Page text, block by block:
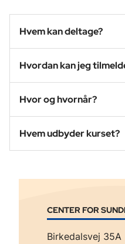
Hvem kan deltage?
Hvordan kan jeg
Hvor og hvornår?
Hvem udbyder kurset?
CENTER FOR
Birkedalsvej 35A